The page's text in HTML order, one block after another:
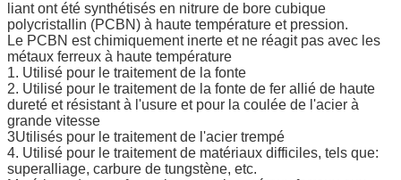
liant ont été synthétisés en nitrure de bore cubique
polycristallin (PCBN) à haute température et pression.
Le PCBN est chimiquement inerte et ne réagit pas avec les
métaux ferreux à haute température
1. Utilisé pour le traitement de la fonte
2. Utilisé pour le traitement de la fonte de fer allié de haute
dureté et résistant à l'usure et pour la coulée de l'acier à
grande vitesse
3Utilisés pour le traitement de l'acier trempé
4. Utilisé pour le traitement de matériaux difficiles, tels que:
superalliage, carbure de tungstène, etc.